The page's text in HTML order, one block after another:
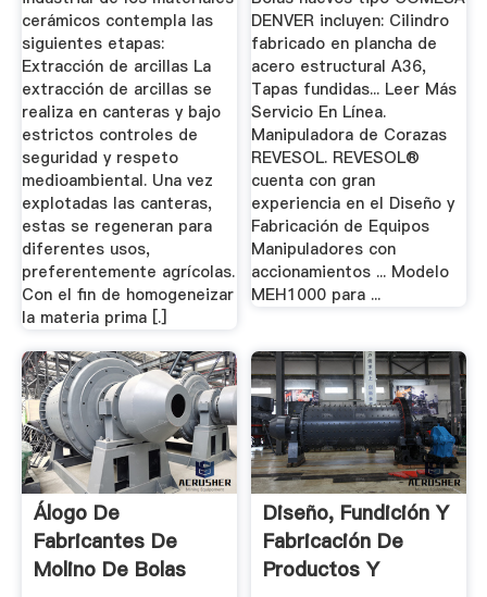
cerámicos contempla las
siguientes etapas:
Extracción de arcillas La
extracción de arcillas se
realiza en canteras y bajo
estrictos controles de
seguridad y respeto
medioambiental. Una vez
explotadas las canteras,
estas se regeneran para
diferentes usos,
preferentemente agrícolas.
Con el fin de homogeneizar
la materia prima [.]
DENVER incluyen: Cilindro
fabricado en plancha de
acero estructural A36,
Tapas fundidas... Leer Más
Servicio En Línea.
Manipuladora de Corazas
REVESOL. REVESOL®
cuenta con gran
experiencia en el Diseño y
Fabricación de Equipos
Manipuladores con
accionamientos ... Modelo
MEH1000 para ...
Álogo De
Fabricantes De
Molino De Bolas
Diseño, Fundición Y
Fabricación De
Productos Y